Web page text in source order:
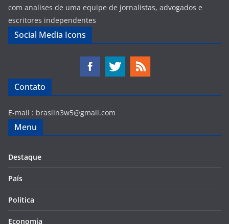
com analises de uma equipe de jornalistas, advogados e
escritores independentes
Social Media Icons
Contato
E-mail : brasiln3w5@gmail.com
Menu
Destaque
País
Politica
Economia